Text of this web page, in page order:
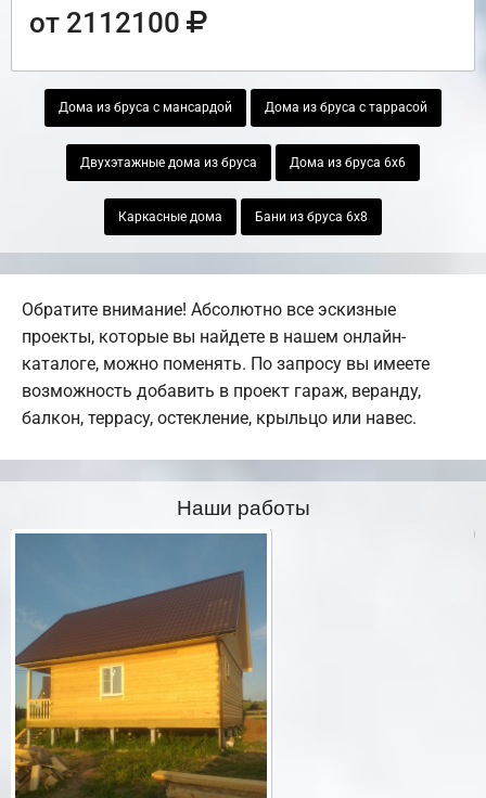
от 2112100
Дома из бруса с мансардой Дома из бруса с таррасой
Двухэтажные дома из бруса Дома из бруса 6х6
Каркасные дома Бани из бруса 6х8
Обратите внимание! Абсолютно все эскизные
проекты, которые вы найдете в нашем онлайн-
каталоге, можно поменять. По запросу вы имеете
возможность добавить в проект гараж, веранду,
балкон, террасу, остекление, крыльцо или навес.
Наши работы